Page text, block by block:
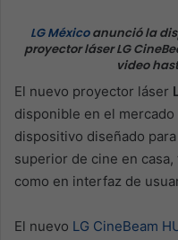
LG Méxicoanunció la
proyector láser LG
video
El nuevo proyector láser
disponible en el
dispositivo diseñado
superior de cine en
como en interfaz de
El nuevo LG CineBeam